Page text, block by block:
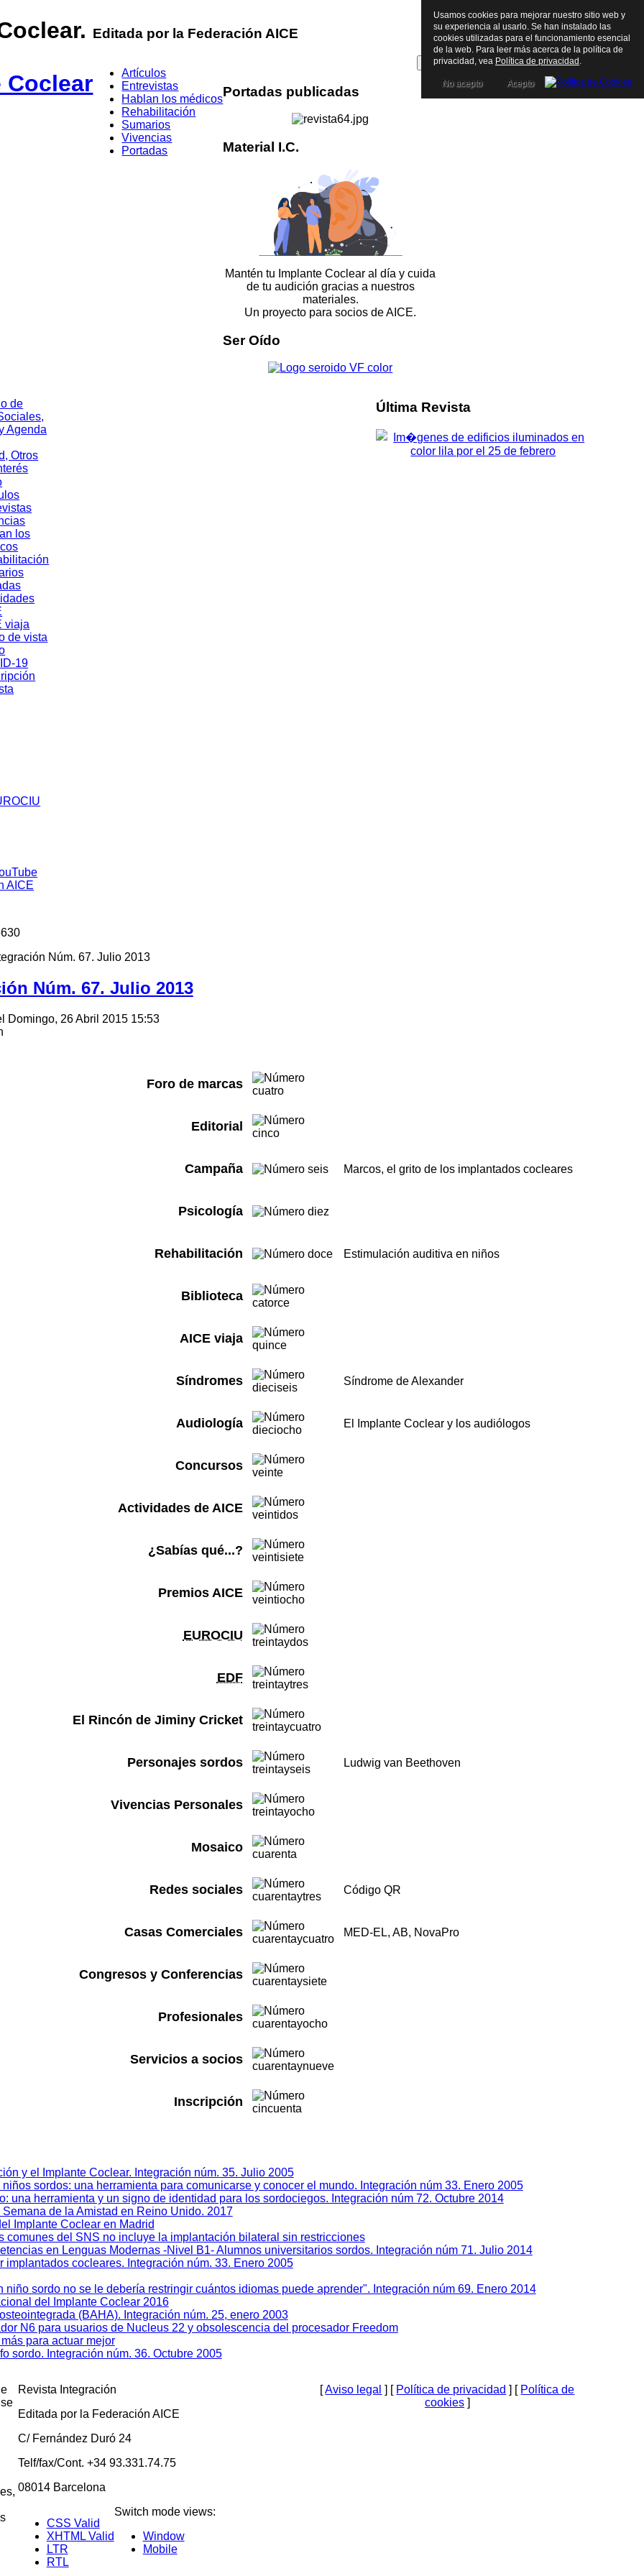
Editada por la Federación AICE
Artículos
Entrevistas
Hablan los médicos
Rehabilitación
Sumarios
Vivencias
Portadas
Portadas publicadas
Material I.C.
Mantén tu Implante Coclear al día y cuida
de tu audición gracias a nuestros
materiales.
Un proyecto para socios de AICE.
Ser Oído
Última Revista
los
viaja
de vista
19
Núm. 67. Julio 2013
Núm. 67. Julio 2013
Domingo, 26 Abril 2015 15:53
Foro de marcas
Editorial
Campaña Marcos, el grito de los implantados cocleares
Psicología
Rehabilitación Estimulación auditiva en niños
Biblioteca
AICE viaja
Síndromes Síndrome de Alexander
Audiología El Implante Coclear y los audiólogos
Concursos
Actividades de AICE
¿Sabías qué...?
Premios AICE
EUROCIU
EDF
El Rincón de Jiminy Cricket
Personajes sordos Ludwig van Beethoven
Vivencias Personales
Mosaico
Redes sociales Código QR
Casas Comerciales MED-EL, AB, NovaPro
Congresos y Conferencias
Profesionales
Servicios a socios
Inscripción
y el Implante Coclear. Integración núm. 35. Julio 2005
sordos: una herramienta para comunicarse y conocer el mundo. Integración núm 33. Enero 2005
una herramienta y un signo de identidad para los sordociegos. Integración núm 72. Octubre 2014
de la Amistad en Reino Unido. 2017
Implante Coclear en Madrid
comunes del SNS no incluye la implantación bilateral sin restricciones
en Lenguas Modernas -Nivel B1- Alumnos universitarios sordos. Integración núm 71. Julio 2014
implantados cocleares. Integración núm. 33. Enero 2005
niño sordo no se le debería restringir cuántos idiomas puede aprender". Integración núm 69. Enero 2014
del Implante Coclear 2016
(BAHA). Integración núm. 25, enero 2003
N6 para usuarios de Nucleus 22 y obsolescencia del procesador Freedom
para actuar mejor
sordo. Integración núm. 36. Octubre 2005
Revista Integración
Editada por la Federación AICE
C/ Fernández Duró 24
Telf/fax/Cont. +34 93.331.74.75
08014 Barcelona
[Aviso legal ] [ Política de privacidad ] [ Política de
cookies]
CSS Valid
XHTML Valid
LTR
RTL
Switch mode views:
Window
Mobile
Usamos cookies para mejorar nuestro sitio web y
su experiencia al usarlo. Se han instalado las
cookies utilizadas para el funcionamiento esencial
de la web. Para leer más acerca de la política de
privacidad, vea Política de privacidad .
No acepto Acepto